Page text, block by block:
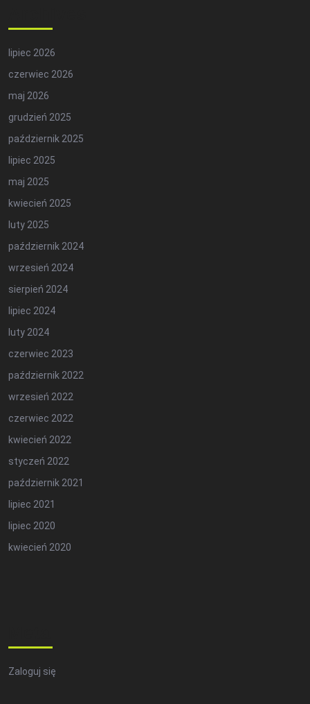
lipiec 2026
czerwiec 2026
maj 2026
grudzień 2025
październik 2025
lipiec 2025
maj 2025
kwiecień 2025
luty 2025
październik 2024
wrzesień 2024
sierpień 2024
lipiec 2024
luty 2024
czerwiec 2023
październik 2022
wrzesień 2022
czerwiec 2022
kwiecień 2022
styczeń 2022
październik 2021
lipiec 2021
lipiec 2020
kwiecień 2020
Zaloguj się